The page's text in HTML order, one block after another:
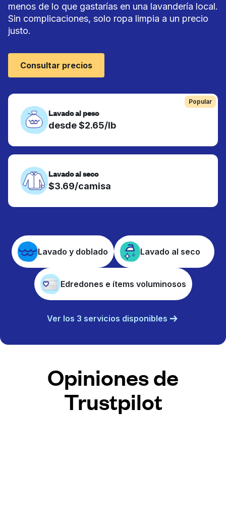
Popular
Lavado al peso
desde $2.65/lb
Lavado al seco
$3.69/camisa
menos de lo que gastarías en una lavandería local.
Sin complicaciones, solo ropa limpia a un precio
justo.
Consultar precios
Lavado y doblado Lavado al seco
Edredones e ítems voluminosos
Ver los 3 servicios disponibles
Opiniones de
Trustpilot